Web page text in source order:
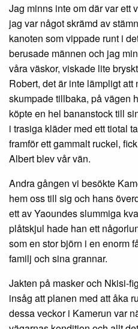
Jag minns inte om där var ett
jag var något skrämd av
kanoten som vippade runt i
berusade männen och jag
våra väskor, viskade lite
Robert, det är inte lämpligt att
skumpade tillbaka, på vägen
köpte en hel bananstock till
i trasiga kläder med ett tiotal
framför ett gammalt ruckel,
Albert blev vår vän.
Andra gången vi besökte
hem oss till sig och hans
ett av Yaoundes slummiga
plåtskjul hade han ett
som en stor björn i en enorm
familj och sina grannar.
Jakten på masker och Nkisi-
insåg att planen med att åka
dessa veckor i Kamerun var